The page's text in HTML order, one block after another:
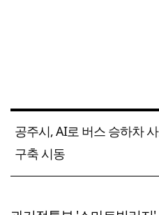
공주시, AI로 버스 승하차
구축 시동